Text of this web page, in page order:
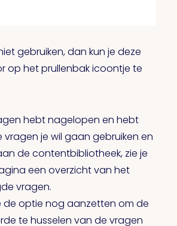
gebruiken, dan kun je deze
op het prullenbak icoontje te
hebt nagelopen en hebt
vragen je wil gaan gebruiken en
de contentbibliotheek, zie je
een overzicht van het
vragen.
de optie nog aanzetten om de
te husselen van de vragen